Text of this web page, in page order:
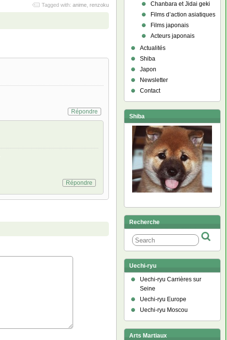
Tagged with: anime, renzoku
Répondre
Répondre
Chanbara et Jidai geki
Films d’action asiatiques
Films japonais
Acteurs japonais
Actualités
Shiba
Japon
Newsletter
Contact
Shiba
Recherche
Uechi-ryu
Uechi-ryu Carrières sur
Seine
Uechi-ryu Europe
Uechi-ryu Moscou
Arts Martiaux